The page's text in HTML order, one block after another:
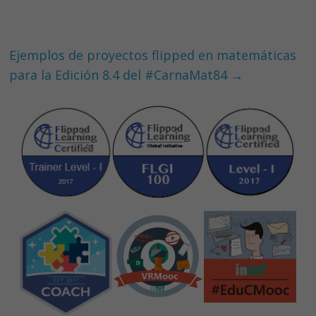
Ejemplos de proyectos flipped en matemáticas
para la Edición 8.4 del #CarnaMat84 →